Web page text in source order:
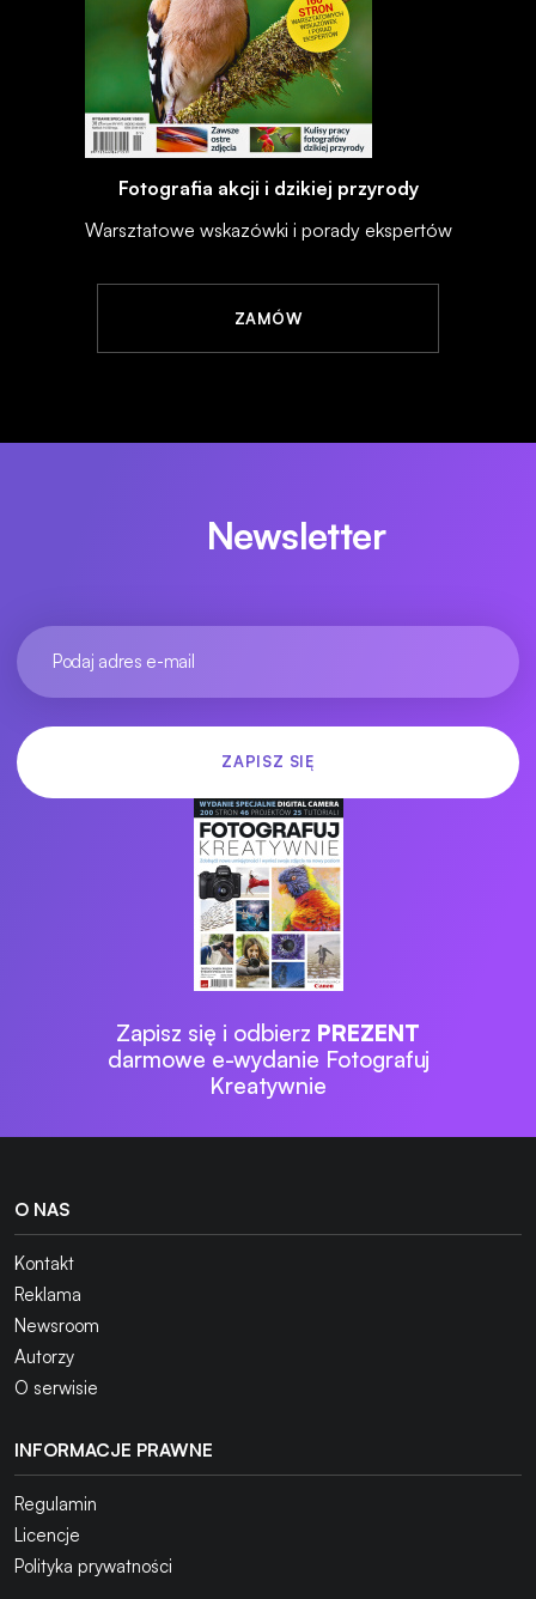
Fotografia akcji i dzikiej przyrody
Warsztatowe wskazówki i porady ekspertów
ZAMÓW
Newsletter
Zapisz się i odbierz PREZENT
darmowe e-wydanie Fotografuj
Kreatywnie
O NAS
Kontakt
Reklama
Newsroom
Autorzy
O serwisie
INFORMACJE PRAWNE
Regulamin
Licencje
Polityka prywatności